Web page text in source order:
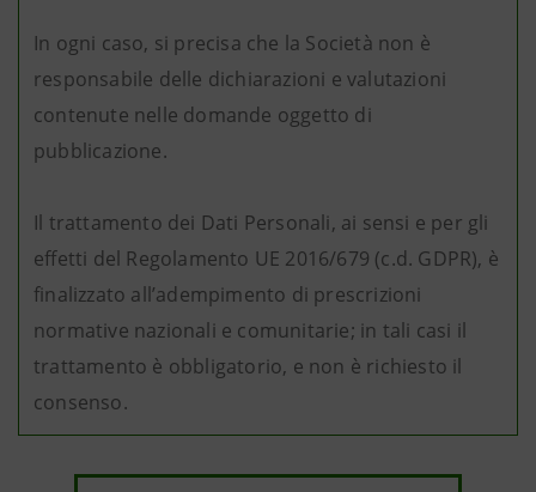
In ogni caso, si precisa che la Società non è
responsabile delle dichiarazioni e valutazioni
contenute nelle domande oggetto di
pubblicazione.
Il trattamento dei Dati Personali, ai sensi e per gli
effetti del Regolamento UE 2016/679 (c.d. GDPR), è
finalizzato all’adempimento di prescrizioni
normative nazionali e comunitarie; in tali casi il
trattamento è obbligatorio, e non è richiesto il
consenso.